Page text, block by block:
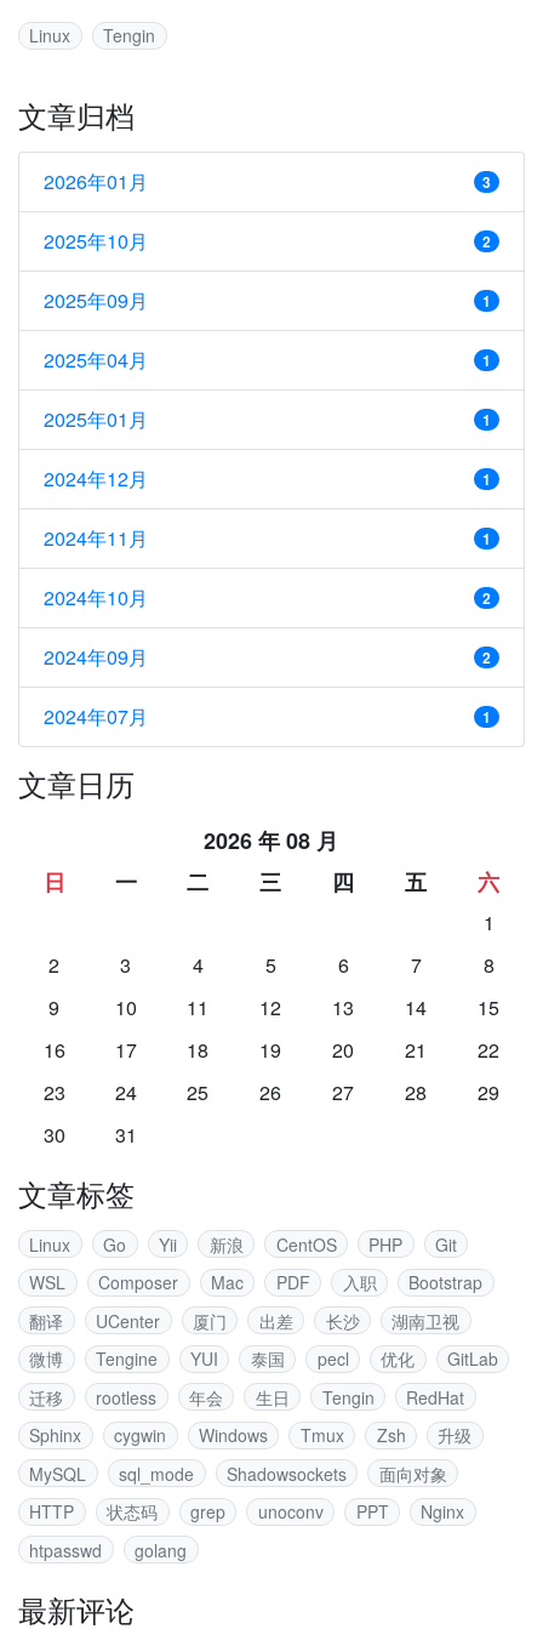
Linux Tengin
文章归档
2026年01月 3
2025年10月 2
2025年09月 1
2025年04月 1
2025年01月 1
2024年12月 1
2024年11月 1
2024年10月 2
2024年09月 2
2024年07月 1
文章日历
2026 年 08 月
日
一 二 三 四 五 六
1
2
3 4 5 6 7
8
9
10 11 12 13 14
15
16
17 18 19 20 21
22
23
24 25 26 27 28
29
30
31
文章标签
Linux Go Yii 新浪 CentOS PHP
Git
WSL
Composer Mac PDF 入职
Bootstrap
翻译
UCenter 厦门 出差 长沙
湖南卫视
微博
Tengine YUI 泰国 pecl 优化
GitLab
迁移
rootless 年会 生日 Tengin
RedHat
Sphinx
cygwin Windows Tmux Zsh
升级
MySQL
sql_mode Shadowsockets
面向对象
HTTP
状态码 grep unoconv PPT
Nginx
htpasswd
golang
最新评论